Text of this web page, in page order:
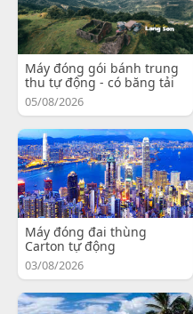
Máy đóng gói bánh trung
thu tự động - có băng tải
05/08/2026
Máy đóng đai thùng
Carton tự động
03/08/2026